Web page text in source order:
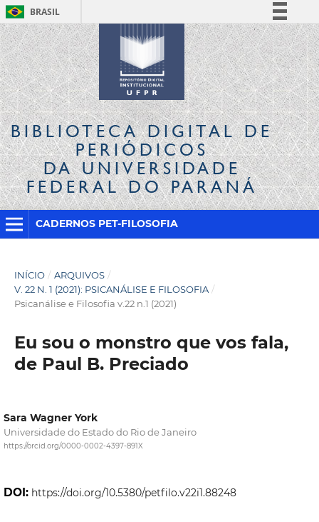
BRASIL
Simplifique!
Comunica BR
Participe
Acesso à informação
Legislação
Canais
BIBLIOTECA DIGITALDE
PERIÓDICOS
DA UNIVERSIDADE
FEDERAL DO PARANÁ
CADERNOS PET-FILOSOFIA
INÍCIO / ARQUIVOS /
V. 22 N. 1 (2021): PSICANÁLISE E FILOSOFIA /
Psicanálise e Filosofia v.22 n.1 (2021)
Eu sou o monstro que vos fala,
de Paul B. Preciado
Sara Wagner York
Universidade do Estado do Rio de Janeiro
https://orcid.org/0000-0002-4397-891X
DOI: https://doi.org/10.5380/petfilo.v22i1.88248